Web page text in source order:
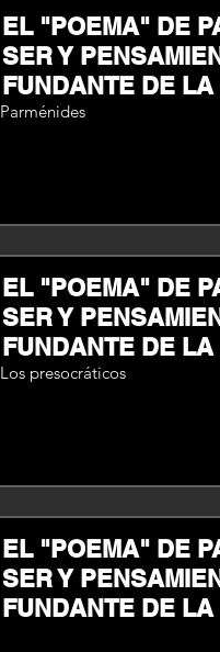
EL "POEMA" DE
SER Y
FUNDANTE DE
Parménides
EL "POEMA" DE
SER Y
FUNDANTE DE
Los presocráticos
EL "POEMA" DE
SER Y
FUNDANTE DE